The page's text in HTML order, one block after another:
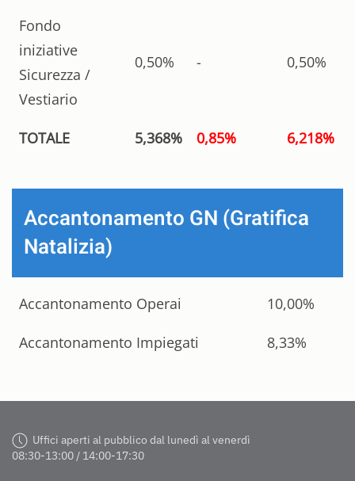
Fondo
iniziative
Sicurezza /
Vestiario
0,50% - 0,50%
TOTALE 5,368% 0,85% 6,218%
Accantonamento GN (Gratifica
Natalizia)
Accantonamento Operai 10,00%
Accantonamento Impiegati 8,33%
Uffici aperti al pubblico dal lunedì al venerdì
08:30-13:00 / 14:00-17:30